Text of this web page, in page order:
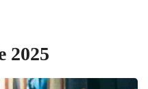
2025